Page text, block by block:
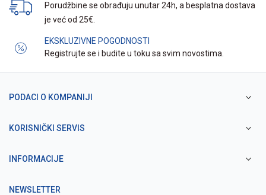
Porudžbine se obrađuju unutar 24h, a besplatna dostava
je već od 25€.
EKSKLUZIVNE POGODNOSTI
Registrujte se i budite u toku sa svim novostima.
PODACI O KOMPANIJI
KORISNIČKI SERVIS
INFORMACIJE
NEWSLETTER